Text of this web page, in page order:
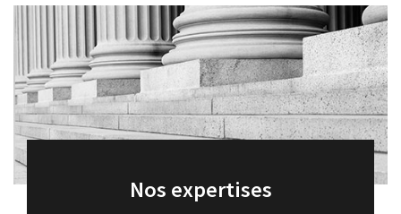
Nos expertises